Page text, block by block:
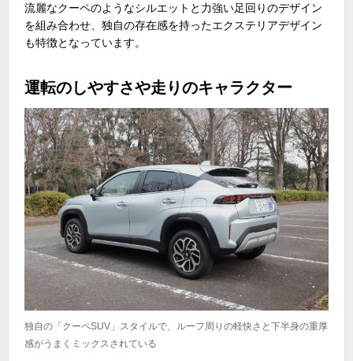
流麗なクーペのようなシルエットと力強い足回りのデザイン
を組み合わせ、独自の存在感を持ったエクステリアデザイン
も特徴となっています。
運転のしやすさや走りのキャラクター
独自の「クーペSUV」スタイルで、ルーフ周りの軽快さと下半身の重厚
感がうまくミックスされている